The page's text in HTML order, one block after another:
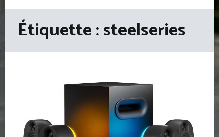
Étiquette :steelseries